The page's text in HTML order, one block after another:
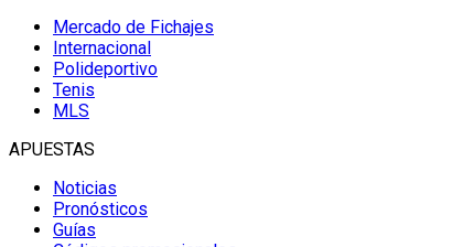
Mercado de Fichajes
Internacional
Polideportivo
Tenis
MLS
APUESTAS
Noticias
Pronósticos
Guías